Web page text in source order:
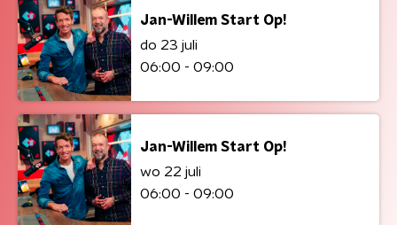
Jan-Willem Start Op!
do 23 juli
06:00 - 09:00
Jan-Willem Start Op!
wo 22 juli
06:00 - 09:00